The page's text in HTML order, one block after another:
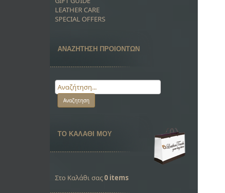
LEATHER CARE
SPECIAL OFFERS
ΑΝΑΖΗΤΗΣΗ ΠΡΟΙΟΝΤΩΝ
ΤΟ ΚΑΛΑΘΙ ΜΟΥ
Στο Καλάθι σας0 items